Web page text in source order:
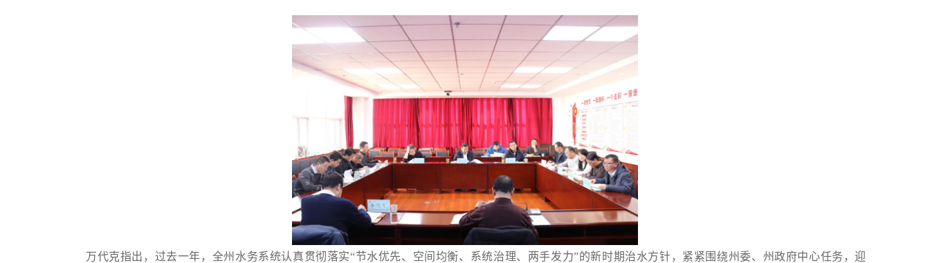
万代克指出，过去一年，全州水务系统认真贯彻落实“节水优先、空间均衡、系统治理、两手发力”的新时期治水方针，紧紧围绕州委、州政府中心任务，迎